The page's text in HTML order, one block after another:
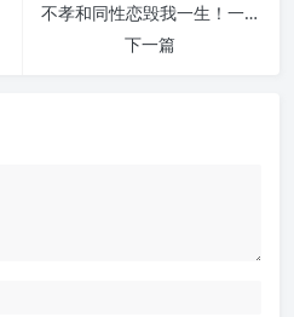
不孝和同性恋毁我一生！一个已婚女人的忏悔！ | 纵欲危害
下一篇